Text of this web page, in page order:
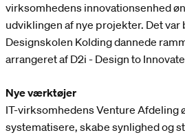
virksomhedens innovationsenhed
udviklingen af nye projekter. Det var
Designskolen Kolding dannede
arrangeret af D2i - Design to
Nye værktøjer
IT-virksomhedens Venture Afdeling
systematisere, skabe synlighed og